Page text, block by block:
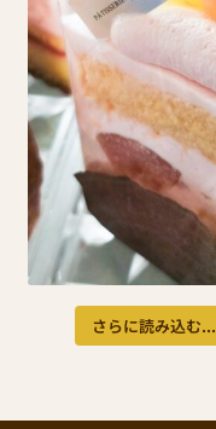
さらに読み込む...